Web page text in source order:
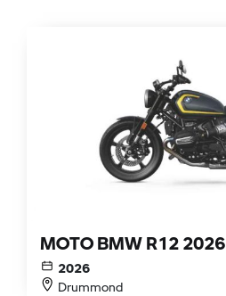
MOTO BMW R12 2026
2026
Drummond